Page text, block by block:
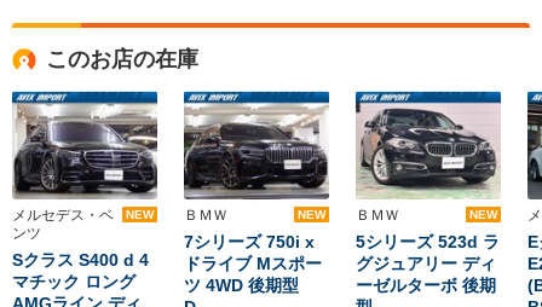
このお店の在庫
メルセデス・ベ
ンツ
NEW
Sクラス S400 d 4
マチック ロング
ＢＭＷ NEW
7シリーズ 750i x
ドライブ Mスポー
ツ 4WD 後期型
ＢＭＷ NEW
5シリーズ 523d ラ
グジュアリー ディ
ーゼルターボ 後期